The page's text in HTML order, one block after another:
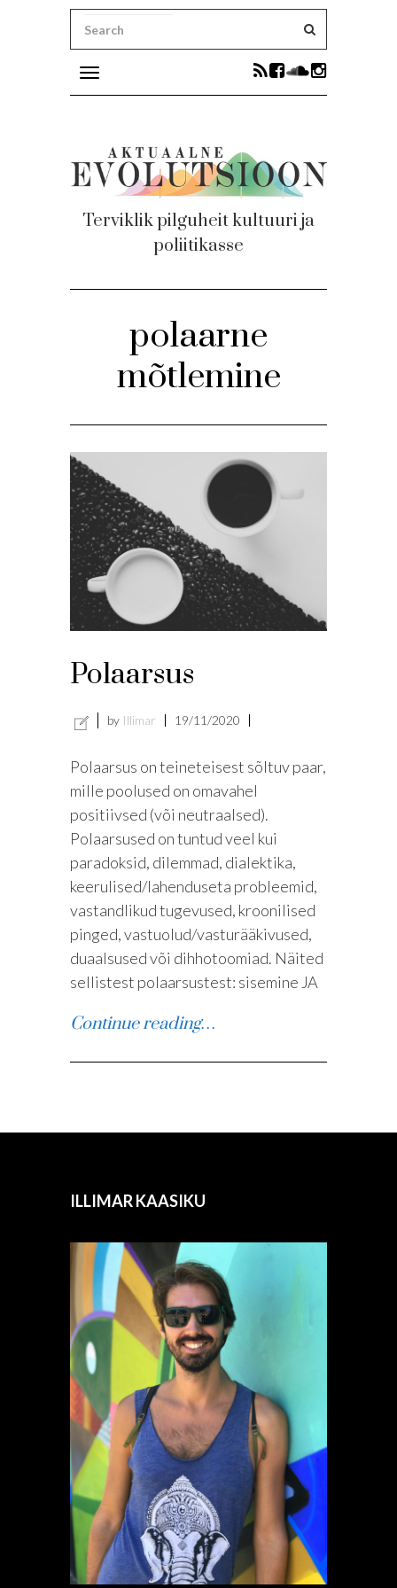
Toggle
navigation
Terviklik pilguheit kultuuri ja
poliitikasse
polaarne
mõtlemine
Polaarsus
by Illimar 19/11/2020
Polaarsus on teineteisest sõltuv paar,
mille poolused on omavahel
positiivsed (või neutraalsed).
Polaarsused on tuntud veel kui
paradoksid, dilemmad, dialektika,
keerulised/lahenduseta probleemid,
vastandlikud tugevused, kroonilised
pinged, vastuolud/vasturääkivused,
duaalsused või dihhotoomiad. Näited
sellistest polaarsustest: sisemine JA
Continue reading…
ILLIMAR KAASIKU